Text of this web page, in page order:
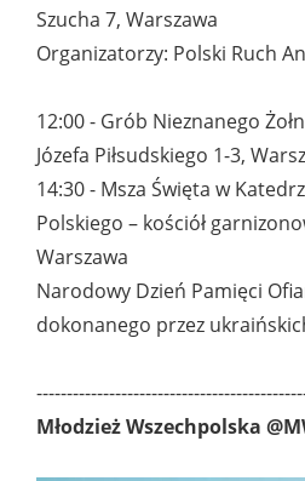
Szucha 7, Warszawa
Organizatorzy: Polski Ruch
12:00 - Grób Nieznanego
Józefa Piłsudskiego 1-3,
14:30 - Msza Święta w
Polskiego – kościół
Warszawa
Narodowy Dzień Pamięci
dokonanego przez
Młodzież Wszechpolska